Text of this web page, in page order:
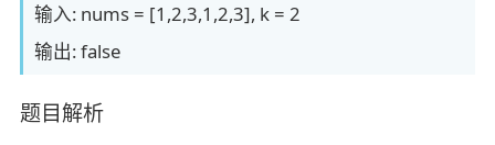
输入: nums = [1,2,3,1,2,3], k = 2
输出: false
题目解析